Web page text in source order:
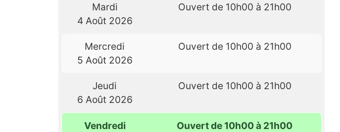
Mardi
4 Août 2026
Ouvert de 10h00 à 21h00
Mercredi
5 Août 2026
Ouvert de 10h00 à 21h00
Jeudi
6 Août 2026
Ouvert de 10h00 à 21h00
Vendredi
Ouvert de 10h00 à 21h00